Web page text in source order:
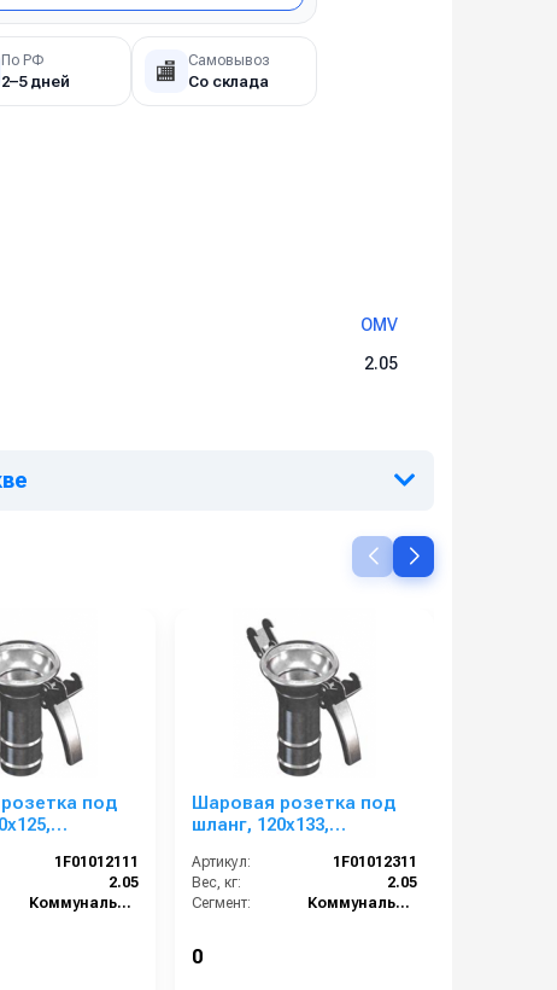
По РФ
2–5 дней 🏬 Самовывоз
Со склада
OMV
2.05
под
1F01012111
2.05
Коммунальный сегмент
Шаровая розетка под
шланг, 120х133,
Артикул:
1F01012311
Вес, кг:
2.05
Сегмент:
Коммунальный сегмент
0